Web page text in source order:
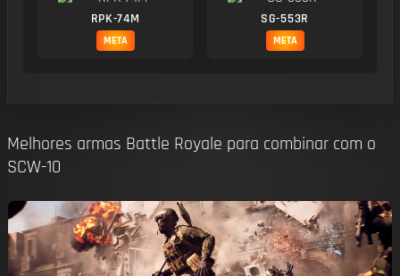
RPK-74M
META
SG-553R
META
Melhores armas Battle Royale para combinar com o
SCW-10